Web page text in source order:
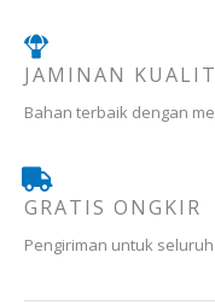
JAMINAN
Bahan terbaik dengan
GRATIS ONGKIR
Pengiriman untuk